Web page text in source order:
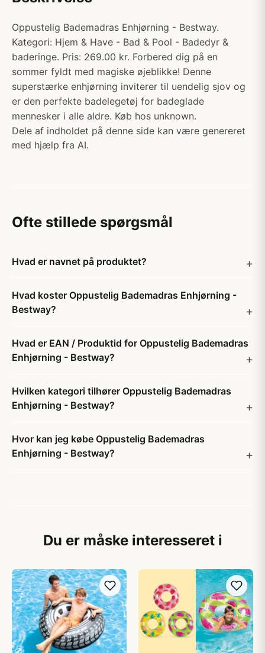
Oppustelig Bademadras Enhjørning - Bestway.
Kategori: Hjem & Have - Bad & Pool - Badedyr &
baderinge. Pris: 269.00 kr. Forbered dig på en
sommer fyldt med magiske øjeblikke! Denne
superstærke enhjørning inviterer til uendelig sjov og
er den perfekte badelegetøj for badeglade
mennesker i alle aldre. Køb hos unknown.
Dele af indholdet på denne side kan være genereret
med hjælp fra AI.
Ofte stillede spørgsmål
Hvad er navnet på produktet?
Hvad koster Oppustelig Bademadras Enhjørning -
Bestway?
Hvad er EAN / Produktid for Oppustelig Bademadras
Enhjørning - Bestway?
Hvilken kategori tilhører Oppustelig Bademadras
Enhjørning - Bestway?
Hvor kan jeg købe Oppustelig Bademadras
Enhjørning - Bestway?
Du er måske interesseret i